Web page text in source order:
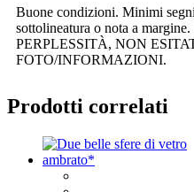
Buone condizioni. Minimi
sottolineatura o nota a
PERPLESSITÀ, NON
FOTO/INFORMAZIONI.
Prodotti correlati